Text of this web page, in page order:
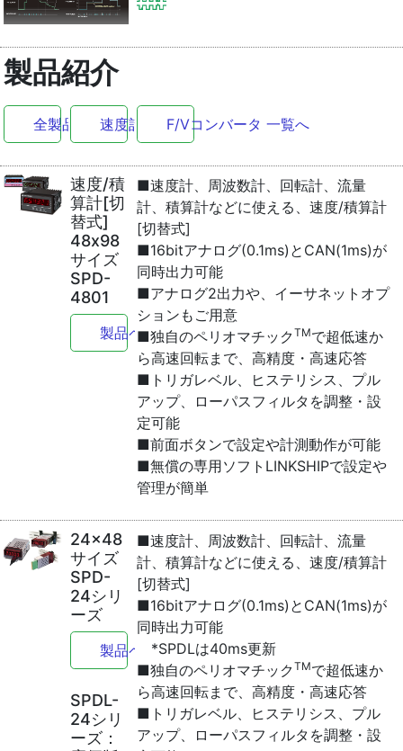
製品紹介
全製品 一覧へ速度計 一覧へF/Vコンバータ 一覧へ
速度/積
算計[切
替式]
48x98
サイズ
SPD-
4801
製品ページへ
■速度計、周波数計、回転計、流量
計、積算計などに使える、速度/積算計
[切替式]
■16bitアナログ(0.1ms)とCAN(1ms)が
同時出力可能
■アナログ2出力や、イーサネットオプ
ションもご用意
■独自のペリオマチック TMで超低速か
ら高速回転まで、高精度・高速応答
■トリガレベル、ヒステリシス、プル
アップ、ローパスフィルタを調整・設
定可能
■前面ボタンで設定や計測動作が可能
■無償の専用ソフトLINKSHIPで設定や
管理が簡単
24x48
サイズ
SPD-
24シリ
ーズ
製品ページへ
SPDL-
24シリ
ーズ：
■速度計、周波数計、回転計、流量
計、積算計などに使える、速度/積算計
[切替式]
■16bitアナログ(0.1ms)とCAN(1ms)が
同時出力可能
*SPDLは40ms更新
■独自のペリオマチック TMで超低速か
ら高速回転まで、高精度・高速応答
■トリガレベル、ヒステリシス、プル
アップ、ローパスフィルタを調整・設